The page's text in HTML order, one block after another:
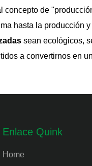
concepto de
hasta la producción
sean ecológicos,
a convertirnos en
Enlace Quink
Home